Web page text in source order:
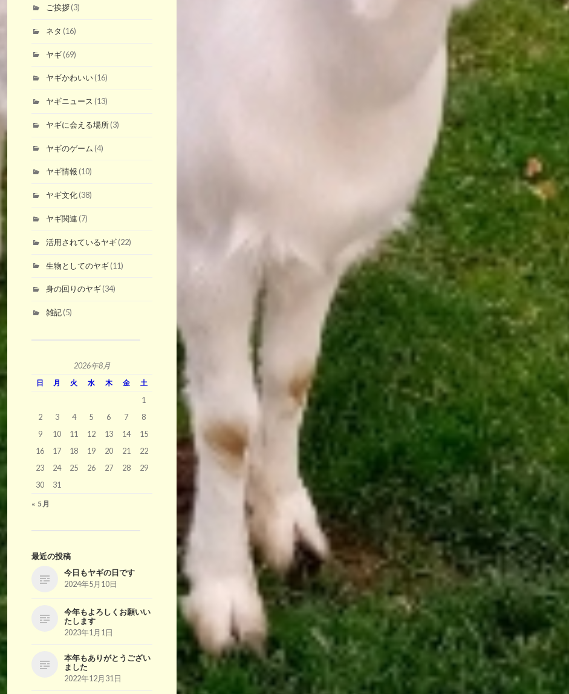
ご挨拶(3)
ネタ (16)
ヤギ(69)
ヤギかわいい(16)
ヤギニュース (13)
ヤギに会える場所(3)
ヤギのゲーム (4)
ヤギ情報 (10)
ヤギ文化(38)
ヤギ関連 (7)
活用されているヤギ(22)
生物としてのヤギ(11)
身の回りのヤギ(34)
雑記(5)
2026年8月
日 月 火 水 木 金 土
1
2
3 4 5 6 7
8
9
10 11 12 13 14
15
16
17 18 19 20 21
22
23
24 25 26 27 28
29
30
31
« 5月
最近の投稿
今日もヤギの日です
2024年5月10日
今年もよろしくお願いい
たします
2023年1月1日
本年もありがとうござい
ました
2022年12月31日